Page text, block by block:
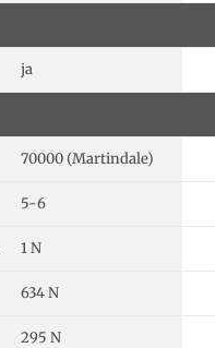
ja
70000 (Martindale)
5-6
1 N
634 N
295 N